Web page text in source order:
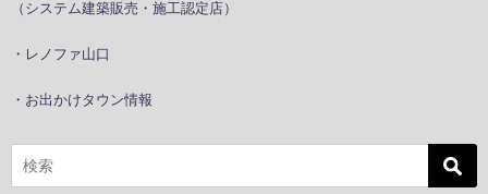
（システム建築販売・施工認定店）
・レノファ山口
・お出かけタウン情報